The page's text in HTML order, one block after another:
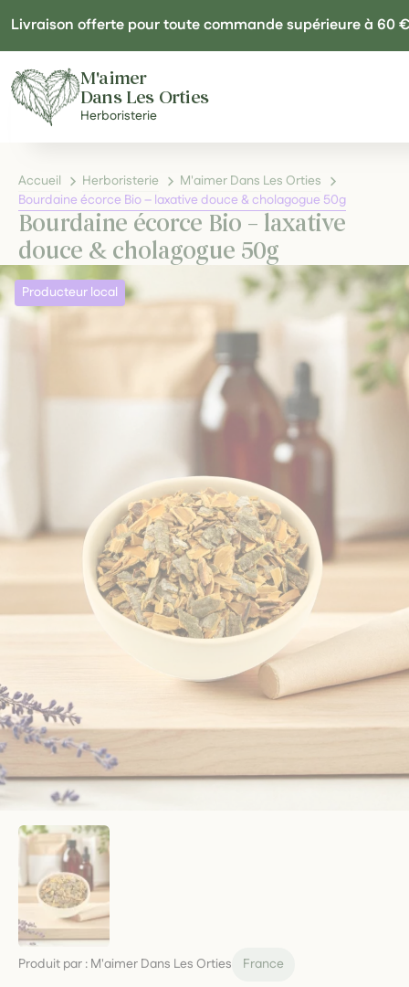
Livraison offerte pour toute commande supérieure à 60 €
M'aimer
Dans Les Orties
Herboristerie
Accueil Herboristerie
M'aimer Dans Les Orties
Bourdaine écorce Bio – laxative douce & cholagogue 50g
Bourdaine écorce Bio – laxative
douce & cholagogue 50g
Produit par : M'aimer Dans Les Orties France